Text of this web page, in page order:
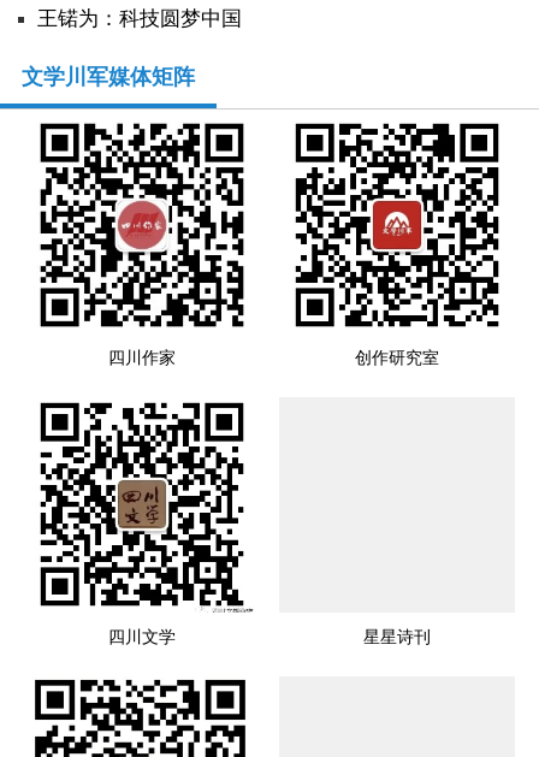
王锘为：科技圆梦中国
文学川军媒体矩阵
四川作家 创作研究室
四川文学 星星诗刊